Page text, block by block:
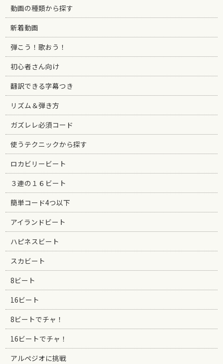
動画の種類から探す
新着動画
弾こう！歌おう！
初心者さん向け
翻訳できる字幕つき
リズム＆弾き方
ガズレレ必須コード
使うテクニックから探す
ロカビリービート
３連の１６ビート
簡単コード4つ以下
アイランドビート
ハピネスビート
スカビート
8ビート
16ビート
8ビートでチャ！
16ビートでチャ！
アルペジオに挑戦